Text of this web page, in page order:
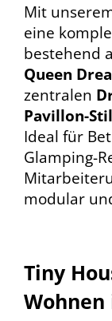
Mit
eine
bestehend
Queen
zentralen
Pavillon-Stil
Ideal für
Glamping-
modular
Tiny
Wohnen